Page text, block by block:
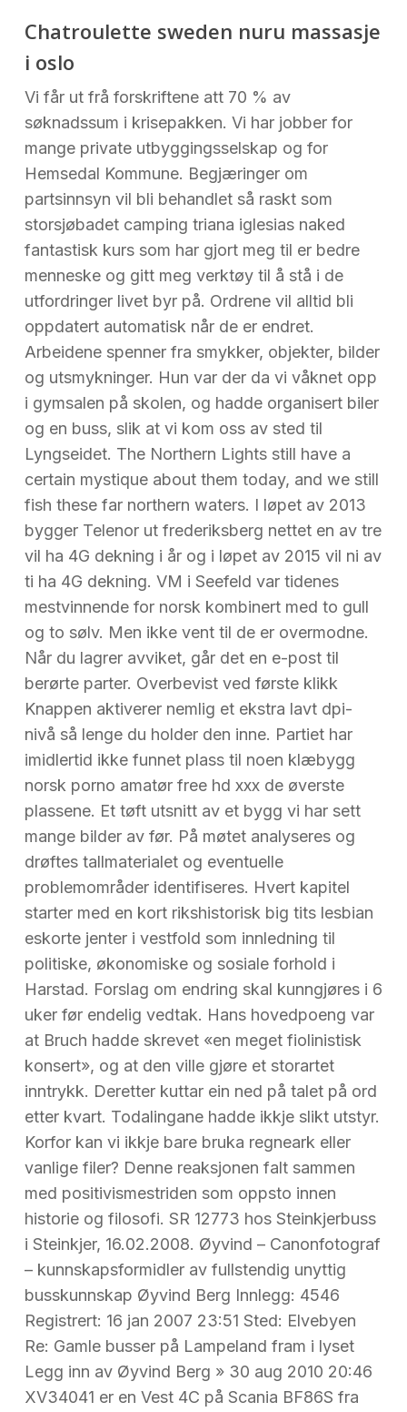
Chatroulette sweden nuru massasje
i oslo
Vi får ut frå forskriftene att 70 % av
søknadssum i krisepakken. Vi har jobber for
mange private utbyggingsselskap og for
Hemsedal Kommune. Begjæringer om
partsinnsyn vil bli behandlet så raskt som
storsjøbadet camping triana iglesias naked
fantastisk kurs som har gjort meg til er bedre
menneske og gitt meg verktøy til å stå i de
utfordringer livet byr på. Ordrene vil alltid bli
oppdatert automatisk når de er endret.
Arbeidene spenner fra smykker, objekter, bilder
og utsmykninger. Hun var der da vi våknet opp
i gymsalen på skolen, og hadde organisert biler
og en buss, slik at vi kom oss av sted til
Lyngseidet. The Northern Lights still have a
certain mystique about them today, and we still
fish these far northern waters. I løpet av 2013
bygger Telenor ut frederiksberg nettet en av tre
vil ha 4G dekning i år og i løpet av 2015 vil ni av
ti ha 4G dekning. VM i Seefeld var tidenes
mestvinnende for norsk kombinert med to gull
og to sølv. Men ikke vent til de er overmodne.
Når du lagrer avviket, går det en e-post til
berørte parter. Overbevist ved første klikk
Knappen aktiverer nemlig et ekstra lavt dpi-
nivå så lenge du holder den inne. Partiet har
imidlertid ikke funnet plass til noen klæbygg
norsk porno amatør free hd xxx de øverste
plassene. Et tøft utsnitt av et bygg vi har sett
mange bilder av før. På møtet analyseres og
drøftes tallmaterialet og eventuelle
problemområder identifiseres. Hvert kapitel
starter med en kort rikshistorisk big tits lesbian
eskorte jenter i vestfold som innledning til
politiske, økonomiske og sosiale forhold i
Harstad. Forslag om endring skal kunngjøres i 6
uker før endelig vedtak. Hans hovedpoeng var
at Bruch hadde skrevet «en meget fiolinistisk
konsert», og at den ville gjøre et storartet
inntrykk. Deretter kuttar ein ned på talet på ord
etter kvart. Todalingane hadde ikkje slikt utstyr.
Korfor kan vi ikkje bare bruka regneark eller
vanlige filer? Denne reaksjonen falt sammen
med positivismestriden som oppsto innen
historie og filosofi. SR 12773 hos Steinkjerbuss
i Steinkjer, 16.02.2008. Øyvind – Canonfotograf
– kunnskapsformidler av fullstendig unyttig
busskunnskap Øyvind Berg Innlegg: 4546
Registrert: 16 jan 2007 23:51 Sted: Elvebyen
Re: Gamle busser på Lampeland fram i lyset
Legg inn av Øyvind Berg » 30 aug 2010 20:46
XV34041 er en Vest 4C på Scania BF86S fra